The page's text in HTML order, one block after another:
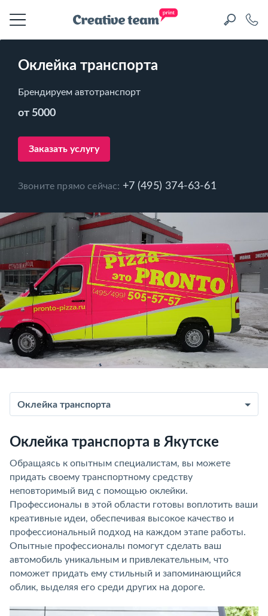
Оклейка транспорта
Брендируем автотранспорт
от 5000
Заказать услугу
Звоните прямо сейчас: +7 (495) 374-63-61
Оклейка транспорта
Оклейка транспорта в Якутске
Обращаясь к опытным специалистам, вы можете
придать своему транспортному средству
неповторимый вид с помощью оклейки.
Профессионалы в этой области готовы воплотить ваши
креативные идеи, обеспечивая высокое качество и
профессиональный подход на каждом этапе работы.
Опытные профессионалы помогут сделать ваш
автомобиль уникальным и привлекательным, что
поможет придать ему стильный и запоминающийся
облик, выделяя его среди других на дороге.